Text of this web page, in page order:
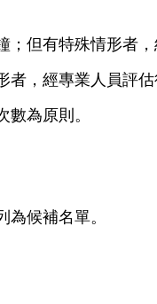
但有特殊情形者，
，經專業人員評估
為原則。
候補名單。